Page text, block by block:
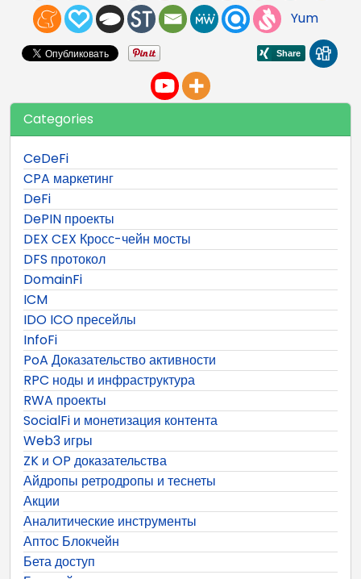
Yum
Categories
CeDeFi
CPA маркетинг
DeFi
DePIN проекты
DEX CEX Кросс-чейн мосты
DFS протокол
DomainFi
ICM
IDO ICO пресейлы
InfoFi
PoA Доказательство активности
RPC ноды и инфраструктура
RWA проекты
SocialFi и монетизация контента
Web3 игры
ZK и OP доказательства
Айдропы ретродропы и теснеты
Акции
Аналитические инструменты
Аптос Блокчейн
Бета доступ